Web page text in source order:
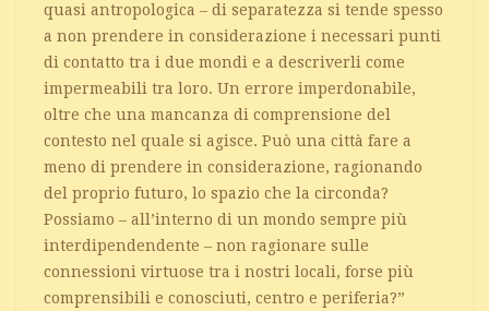
quasi antropologica – di separatezza si tende spesso
a non prendere in considerazione i necessari punti
di contatto tra i due mondi e a descriverli come
impermeabili tra loro. Un errore imperdonabile,
oltre che una mancanza di comprensione del
contesto nel quale si agisce. Può una città fare a
meno di prendere in considerazione, ragionando
del proprio futuro, lo spazio che la circonda?
Possiamo – all’interno di un mondo sempre più
interdipendendente – non ragionare sulle
connessioni virtuose tra i nostri locali, forse più
comprensibili e conosciuti, centro e periferia?”